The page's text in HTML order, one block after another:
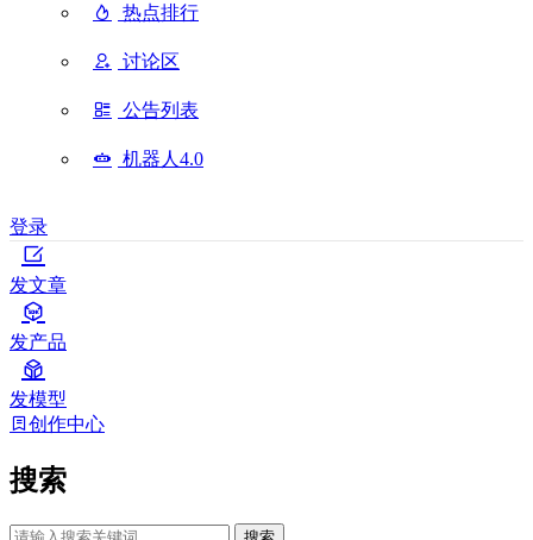
热点排行
讨论区
公告列表
机器人4.0
登录
发文章
发产品
发模型
创作中心
搜索